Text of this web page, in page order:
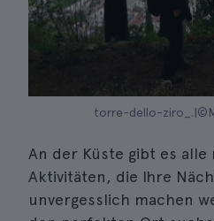
torre-dello-
An der Küste gibt es alle
Aktivitäten, die Ihre
unvergesslich machen